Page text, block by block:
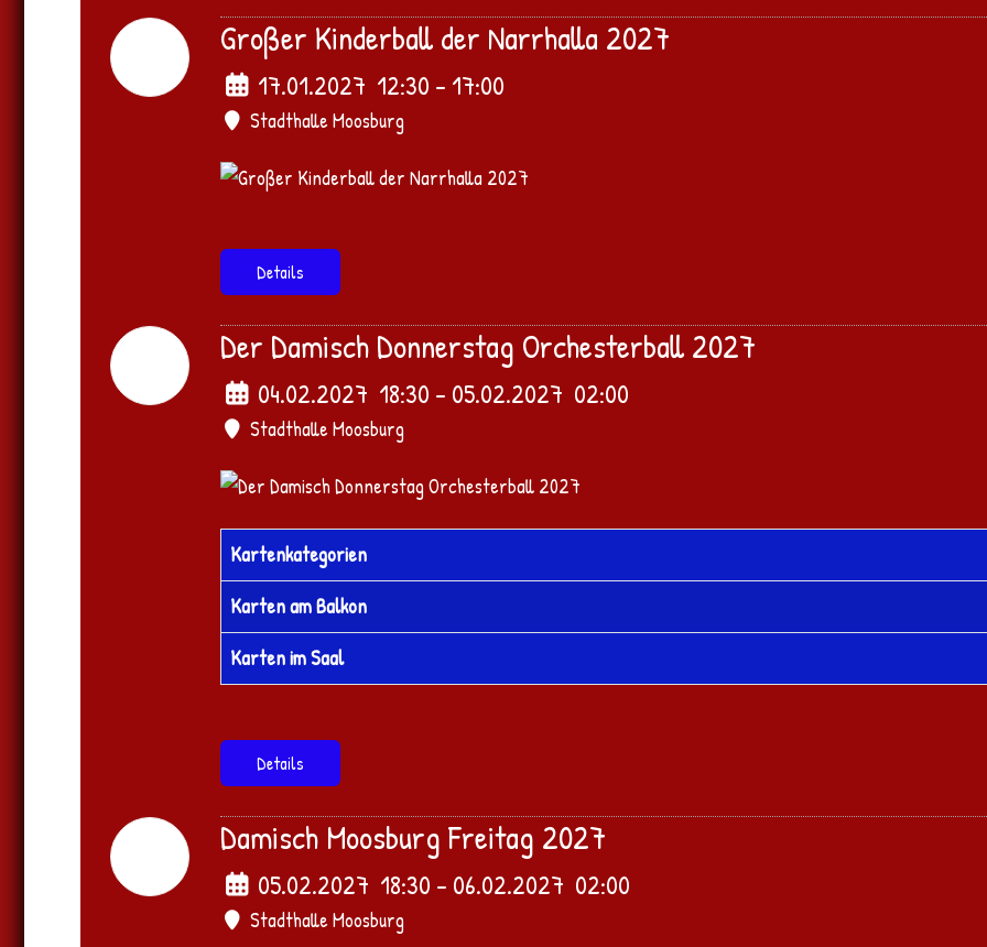
Großer Kinderball der Narrhalla 2027
17.01.2027 12:30 - 17:00
Stadthalle Moosburg
Details
Der Damisch Donnerstag Orchesterball 2027
04.02.2027 18:30 - 05.02.2027 02:00
Stadthalle Moosburg
Kartenkategorien
Karten am Balkon
Karten im Saal
Details
Damisch Moosburg Freitag 2027
05.02.2027 18:30 - 06.02.2027 02:00
Stadthalle Moosburg